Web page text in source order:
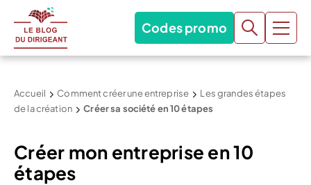
Codes promo
Accueil Comment créer une entreprise
Les grandes étapes
de la création
Créer sa société en 10 étapes
Créer mon entreprise en 10
étapes